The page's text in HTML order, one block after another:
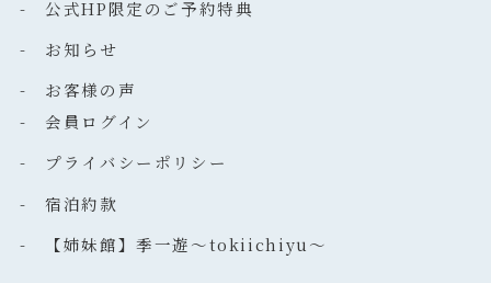
- 公式HP限定のご予約特典
- お知らせ
- お客様の声
- 会員ログイン
- プライバシーポリシー
- 宿泊約款
- 【姉妹館】季一遊～tokiichiyu～